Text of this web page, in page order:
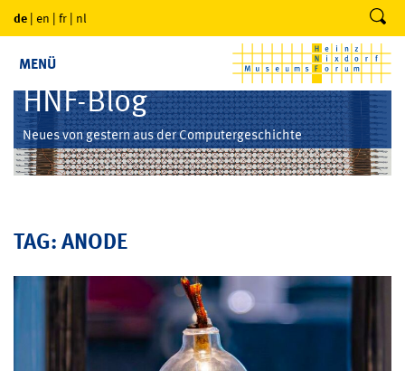
de | en | fr | nl
MENÜ
HNF-Blog
Neues von gestern aus der Computergeschichte
TAG: ANODE